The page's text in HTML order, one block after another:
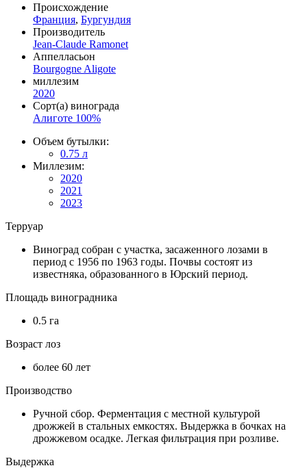
Происхождение
Франция, Бургундия
Производитель
Jean-Claude Ramonet
Аппелласьон
Bourgogne Aligote
миллезим
2020
Сорт(а) винограда
Алиготе 100%
Объем бутылки:
0.75 л
Миллезим:
2020
2021
2023
Терруар
Виноград собран с участка, засаженного лозами в
период с 1956 по 1963 годы. Почвы состоят из
известняка, образованного в Юрский период.
Площадь виноградника
0.5 га
Возраст лоз
более 60 лет
Производство
Ручной сбор. Ферментация с местной культурой
дрожжей в стальных емкостях. Выдержка в бочках на
дрожжевом осадке. Легкая фильтрация при розливе.
Выдержка